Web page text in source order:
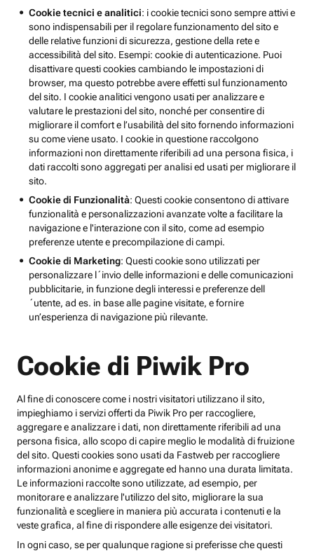
Cookie tecnici e analitici: i cookie tecnici sono sempre attivi e
sono indispensabili per il regolare funzionamento del sito e
delle relative funzioni di sicurezza, gestione della rete e
accessibilità del sito. Esempi: cookie di autenticazione. Puoi
disattivare questi cookies cambiando le impostazioni di
browser, ma questo potrebbe avere effetti sul funzionamento
del sito. I cookie analitici vengono usati per analizzare e
valutare le prestazioni del sito, nonché per consentire di
migliorare il comfort e l’usabilità del sito fornendo informazioni
su come viene usato. I cookie in questione raccolgono
informazioni non direttamente riferibili ad una persona fisica, i
dati raccolti sono aggregati per analisi ed usati per migliorare il
sito.
Cookie di Funzionalità: Questi cookie consentono di attivare
funzionalità e personalizzazioni avanzate volte a facilitare la
navigazione e l'interazione con il sito, come ad esempio
preferenze utente e precompilazione di campi.
Cookie di Marketing: Questi cookie sono utilizzati per
personalizzare l´invio delle informazioni e delle comunicazioni
pubblicitarie, in funzione degli interessi e preferenze dell
´utente, ad es. in base alle pagine visitate, e fornire
un’esperienza di navigazione più rilevante.
Cookie di Piwik Pro
Al fine di conoscere come i nostri visitatori utilizzano il sito,
impieghiamo i servizi offerti da Piwik Pro per raccogliere,
aggregare e analizzare i dati, non direttamente riferibili ad una
persona fisica, allo scopo di capire meglio le modalità di fruizione
del sito. Questi cookies sono usati da Fastweb per raccogliere
informazioni anonime e aggregate ed hanno una durata limitata.
Le informazioni raccolte sono utilizzate, ad esempio, per
monitorare e analizzare l'utilizzo del sito, migliorare la sua
funzionalità e scegliere in maniera più accurata i contenuti e la
veste grafica, al fine di rispondere alle esigenze dei visitatori.
In ogni caso, se per qualunque ragione si preferisse che questi